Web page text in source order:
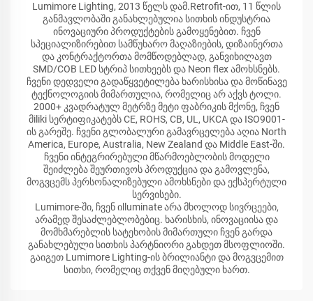
Lumimore Lighting, 2013 წელს დამ.Retrofit-ით, 11 წლის
განმავლობაში განახლებულია სითხის ინდუსტრია
ინოვაციური პროდუქტების გამოყენებით. ჩვენ
სპეციალიზირებით სამწუხარო მაღაზიების, დიზაინერთა
და კონტრაქტორთა მომწოდებლად, განვიხილავთ
SMD/COB LED სტრიპ სითხეებს და Neon flex ამოხსნებს.
ჩვენი დედველი გადაწყვეტილება ხარისხისა და მოწინავე
ტექნოლოგიის მიმართულია, რომელიც არ აქვს ტოლი.
2000+ კვადრატულ მეტრზე მეტი ფაბრიკის მქონე, ჩვენ
მiliki სერტიფიკატებს CE, ROHS, CB, UL, UKCA და ISO9001-
ის გარეშე. ჩვენი გლობალური გამავრცელება აღია North
America, Europe, Australia, New Zealand და Middle East-ში.
ჩვენი ინტეგრირებული მწარმოებლობის მოდელი
შეიძლება შეურთივოს პროდუქცია და გამოვლენა,
მოგვცემს პერსონალიზებული ამოხსნები და ექსპერტული
სერვისები.
Lumimore-ში, ჩვენ იlluminate არა მხოლოდ სივრცეები,
არამედ შესაძლებლობებიც. ხარისხის, ინოვაციისა და
მომხმარებლის სატეხობის მიმართული ჩვენ გარდა
განახლებული სითხის პარტნიორი გახდეთ მსოფლიოში.
გაიგეთ Lumimore Lighting-ის ბრილიანტი და მოგვცემით
სითხი, რომელიც თქვენ მიღებული ხართ.